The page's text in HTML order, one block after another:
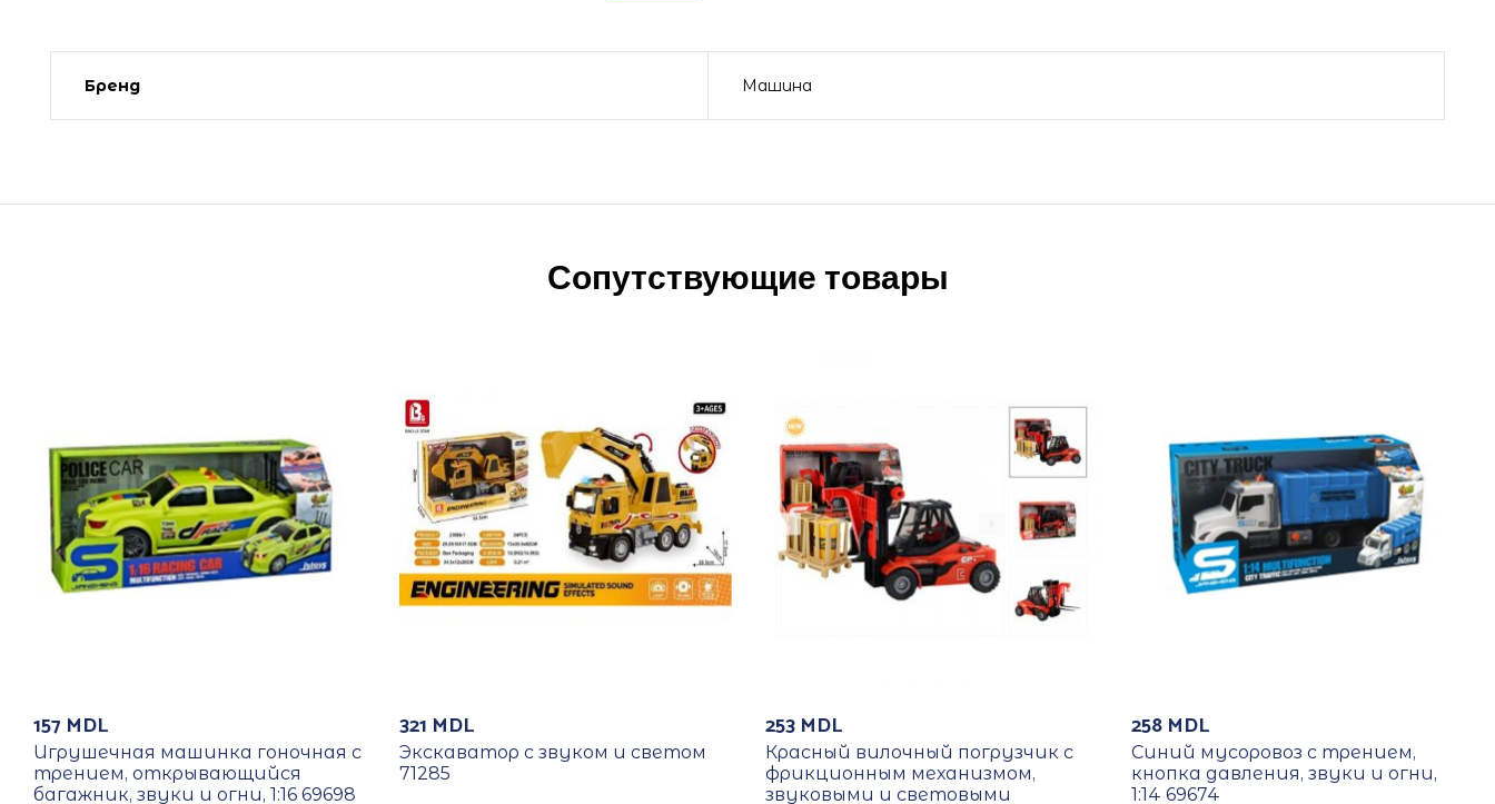
Бренд Машина
Сопутствующие товары
157 MDL
Игрушечная машинка гоночная с
трением, открывающийся
багажник, звуки и огни, 1:16 69698
321 MDL
Экскаватор с звуком и светом
71285
253 MDL
Красный вилочный погрузчик с
фрикционным механизмом,
звуковыми и световыми
258 MDL
Синий мусоровоз с трением,
кнопка давления, звуки и огни,
1:14 69674